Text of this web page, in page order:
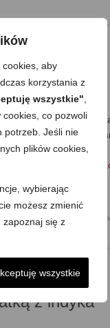
cookies, aby
korzystania z
wszystkie"
co pozwoli
potrzeb. Jeśli nie
plików cookies,
wybierając
możesz zmienić
zapoznaj się z
wszystkie
warzywa
przyprawami. Super
Smakuje na ciepło,
Na ciepło …
Do pracy , Mega
z indyka